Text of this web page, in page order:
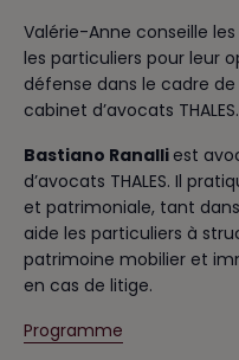
Valérie-Anne conseille
les particuliers pour leur
défense dans le cadre
cabinet d’avocats THALES.
Bastiano Ranalli est
d’avocats THALES. Il
et patrimoniale, tant
aide les particuliers à
patrimoine mobilier et
en cas de litige.
Programme